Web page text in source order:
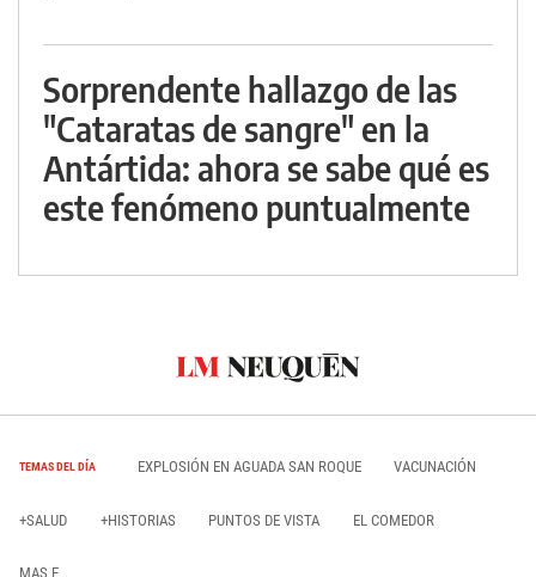
Sorprendente hallazgo de las
"Cataratas de sangre" en la
Antártida: ahora se sabe qué es
este fenómeno puntualmente
TEMAS DEL DÍA EXPLOSIÓN EN AGUADA SAN ROQUE VACUNACIÓN
+SALUD +HISTORIAS PUNTOS DE VISTA EL COMEDOR
MAS E